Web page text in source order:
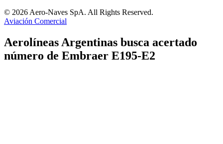
© 2026 Aero-Naves SpA. All Rights Reserved.
Aviación Comercial
Aerolíneas Argentinas busca acertado
número de Embraer E195-E2